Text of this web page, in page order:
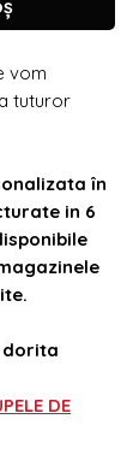
vom
tuturor
în
in 6
dorita
DE